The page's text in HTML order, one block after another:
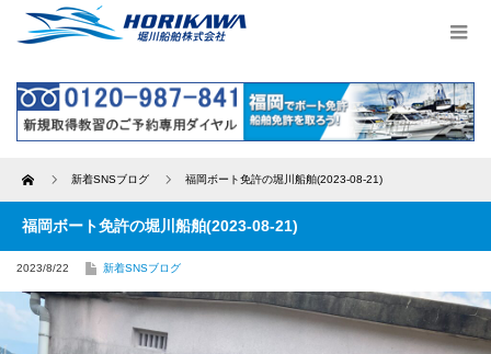
Home 新着SNSブログ 福岡ボート免許の堀川船舶(2023-08-21)
福岡ボート免許の堀川船舶(2023-08-21)
2023/8/22 新着SNSブログ